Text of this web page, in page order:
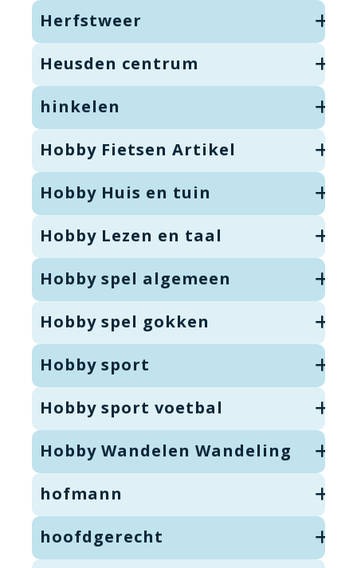
Herfstweer
Heusden centrum
hinkelen
Hobby Fietsen Artikel
Hobby Huis en tuin
Hobby Lezen en taal
Hobby spel algemeen
Hobby spel gokken
Hobby sport
Hobby sport voetbal
Hobby Wandelen Wandeling
hofmann
hoofdgerecht